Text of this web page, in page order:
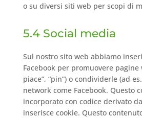
o su diversi siti web per scopi di
5.4 Social media
Sul nostro sito web abbiamo
Facebook per promuovere pagine
piace”, “pin”) o condividerle (ad
network come Facebook. Questo
incorporato con codice derivato
inserisce cookie. Questo